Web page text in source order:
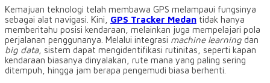
Kemajuan teknologi telah membawa GPS melampaui fungsinya
sebagai alat navigasi. Kini, GPS Tracker Medan tidak hanya
memberitahu posisi kendaraan, melainkan juga mempelajari pola
perjalanan penggunanya. Melalui integrasi machine learning dan
big data, sistem dapat mengidentifikasi rutinitas, seperti kapan
kendaraan biasanya dinyalakan, rute mana yang paling sering
ditempuh, hingga jam berapa pengemudi biasa berhenti.